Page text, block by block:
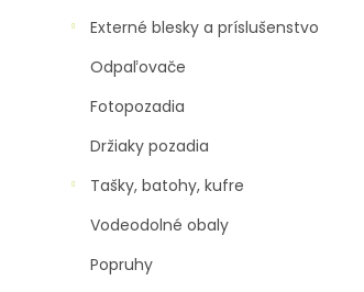
Externé blesky a príslušenstvo
Odpaľovače
Fotopozadia
Držiaky pozadia
Tašky, batohy, kufre
Vodeodolné obaly
Popruhy